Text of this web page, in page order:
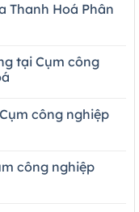
Thanh Hoá Phân
tại Cụm công
công nghiệp
công nghiệp